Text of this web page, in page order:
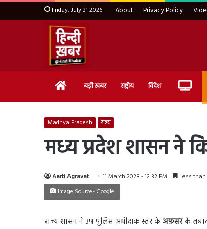
Friday, July 31 2026 About Privacy Policy
Home बड़ी ख़बर राष्ट्रीय विदेश Live
Madhya Pradesh राज्य
मध्य प्रदेश शासन ने
Aarti Agravat 11 March 2023 - 12:32 PM Less
Image Source- Google
राज्य शासन ने उप पुलिस अधीक्षक स्तर केअफ़सरके